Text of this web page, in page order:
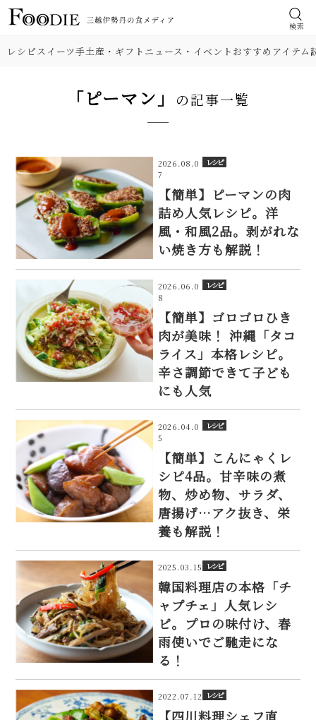
検索
レシピスイーツ手土産・ギフト ニュース・イベントおすすめアイテム
「ピーマン」 の記事一覧
2026.08.0
7
レシピ
【簡単】ピーマンの肉
詰め人気レシピ。洋
風・和風2品。剥がれな
い焼き方も解説！
2026.06.0
8
レシピ
【簡単】ゴロゴロひき
肉が美味！ 沖縄「タコ
ライス」本格レシピ。
辛さ調節できて子ども
にも人気
2026.04.0
5
レシピ
【簡単】こんにゃくレ
シピ4品。甘辛味の煮
物、炒め物、サラダ、
唐揚げ…アク抜き、栄
養も解説！
2025.03.15 レシピ
韓国料理店の本格「チ
ャプチェ」人気レシ
ピ。プロの味付け、春
雨使いでご馳走にな
る！
2022.07.12 レシピ
【四川料理シェフ直